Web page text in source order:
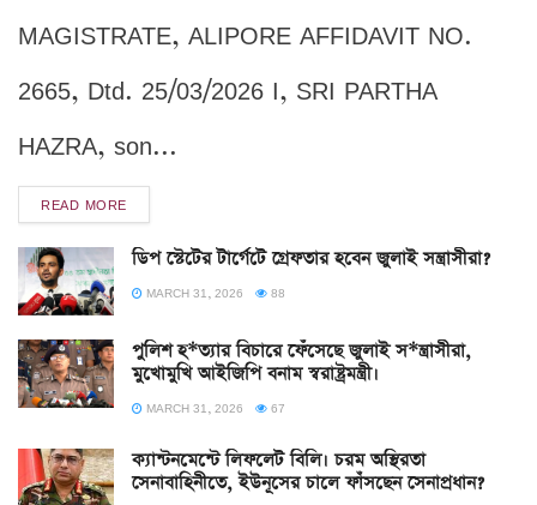
MAGISTRATE, ALIPORE AFFIDAVIT NO.
2665, Dtd. 25/03/2026 I, SRI PARTHA
HAZRA, son...
READ MORE
ডিপ স্টেটের টার্গেটে গ্রেফতার হবেন জুলাই সন্ত্রাসীরা?
MARCH 31, 2026 88
পুলিশ হ*ত্যার বিচারে ফেঁসেছে জুলাই স*ন্ত্রাসীরা,
মুখোমুখি আইজিপি বনাম স্বরাষ্ট্রমন্ত্রী।
MARCH 31, 2026 67
ক্যান্টনমেন্টে লিফলেট বিলি। চরম অস্থিরতা
সেনাবাহিনীতে, ইউনূসের চালে ফাঁসছেন সেনাপ্রধান?